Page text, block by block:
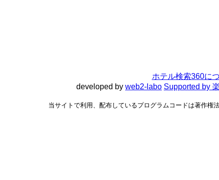
ホテル検索360に
developed by web2-labo Supported by
当サイトで利用、配布しているプログラムコードは著作